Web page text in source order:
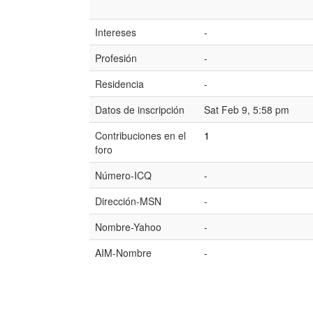
Intereses
-
Profesión
-
Residencia
-
Datos de inscripción
Sat Feb 9, 5:58 pm
Contribuciones en el
foro
1
Número-ICQ
-
Dirección-MSN
-
Nombre-Yahoo
-
AIM-Nombre
-